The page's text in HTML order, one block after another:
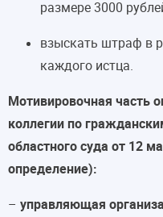
размере 3000
взыскать штраф в
каждого истца.
Мотивировочная часть
коллегии по
областного суда от 12
определение):
– управляющая